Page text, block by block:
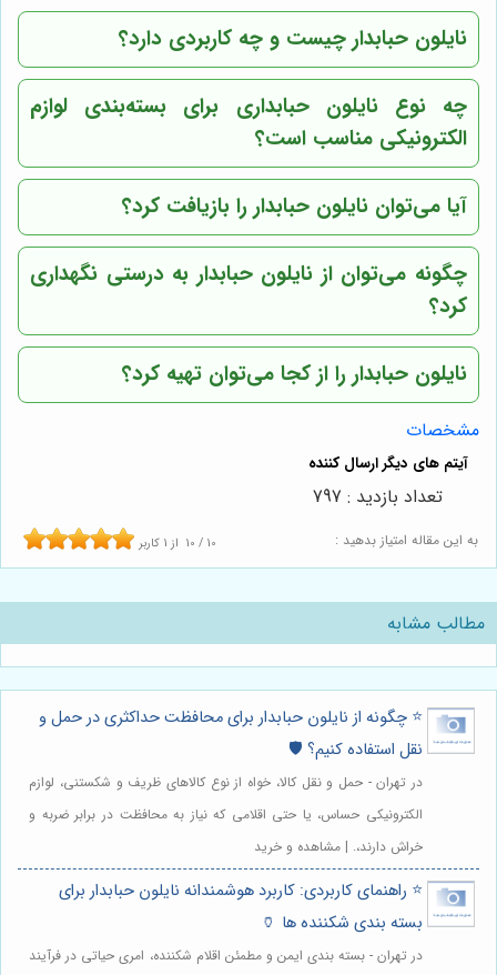
نایلون حبابدار چیست و چه کاربردی دارد؟
چه نوع نایلون حبابداری برای بسته‌بندی لوازم
الکترونیکی مناسب است؟
آیا می‌توان نایلون حبابدار را بازیافت کرد؟
چگونه می‌توان از نایلون حبابدار به درستی نگهداری
کرد؟
نایلون حبابدار را از کجا می‌توان تهیه کرد؟
مشخصات
به این مقاله امتیاز بدهید : 10 / 10 از 1 کاربر
تعداد بازدید : 797
مطالب مشابه
⭐️ چگونه از نایلون حبابدار برای محافظت حداکثری در حمل و
نقل استفاده کنیم؟ 🛡️
در تهران - حمل و نقل کالا، خواه از نوع کالاهای ظریف و شکستنی، لوازم
الکترونیکی حساس، یا حتی اقلامی که نیاز به محافظت در برابر ضربه و
خراش دارند،. | مشاهده و خرید
⭐️ راهنمای کاربردی: کاربرد هوشمندانه نایلون حبابدار برای
بسته بندی شکننده ها 🏺
در تهران - بسته بندی ایمن و مطمئن اقلام شکننده، امری حیاتی در فرآیند